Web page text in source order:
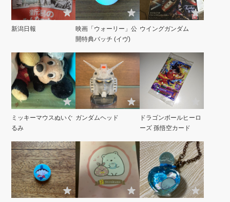
新潟日報
映画「ウォーリー」公
開特典バッチ (イヴ)
ウイングガンダム
ミッキーマウスぬいぐ
るみ
ガンダムヘッド
ドラゴンボールヒーロ
ーズ 孫悟空カード